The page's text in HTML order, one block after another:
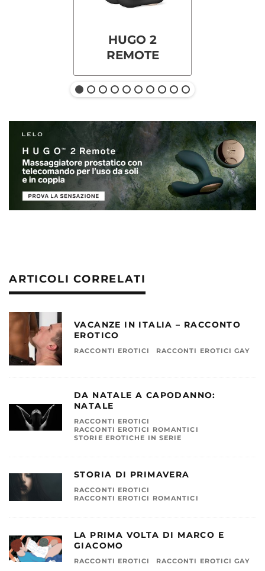
HUGO 2
REMOTE
ARTICOLI CORRELATI
VACANZE IN ITALIA – RACCONTO
EROTICO
RACCONTI EROTICI RACCONTI EROTICI GAY
DA NATALE A CAPODANNO:
NATALE
RACCONTI EROTICI
RACCONTI EROTICI ROMANTICI
STORIE EROTICHE IN SERIE
STORIA DI PRIMAVERA
RACCONTI EROTICI
RACCONTI EROTICI ROMANTICI
LA PRIMA VOLTA DI MARCO E
GIACOMO
RACCONTI EROTICI RACCONTI EROTICI GAY